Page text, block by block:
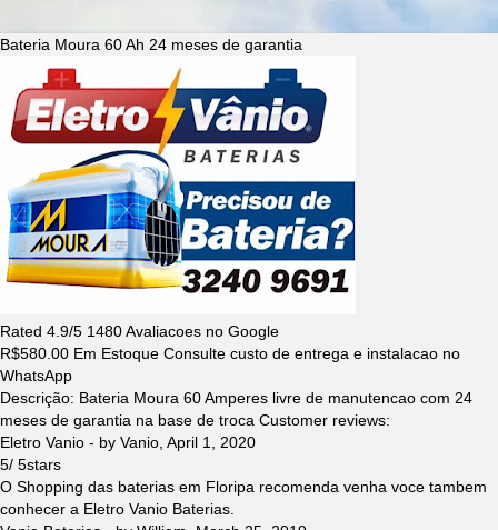
Bateria Moura 60 Ah 24 meses de garantia
Rated 4.9/5 1480Avaliacoes no Google
R$580.00 Em Estoque Consulte custo de entrega e instalacao no
WhatsApp
Descrição: Bateria Moura 60 Amperes livre de manutencao com 24
meses de garantia na base de troca Customer reviews:
Eletro Vanio - by Vanio April 1, 2020
5/ 5stars
O Shopping das baterias em Floripa recomenda venha voce tambem
conhecer a Eletro Vanio Baterias.